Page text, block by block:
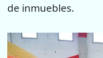
de inmuebles.